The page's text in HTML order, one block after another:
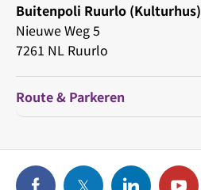
Buitenpoli Ruurlo (Kulturhus)
Nieuwe Weg 5
7261 NL Ruurlo
Route & Parkeren